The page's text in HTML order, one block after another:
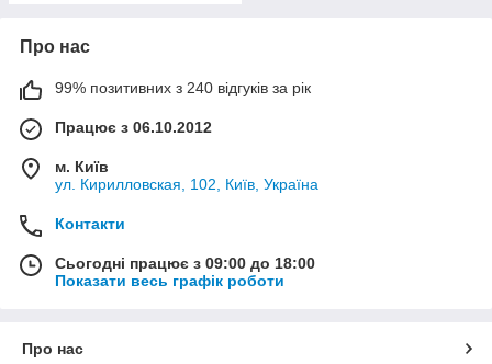
Про нас
99% позитивних з 240 відгуків за рік
Працює з 06.10.2012
м. Київ
ул. Кирилловская, 102, Київ, Україна
Контакти
Сьогодні працює з 09:00 до 18:00
Показати весь графік роботи
Про нас